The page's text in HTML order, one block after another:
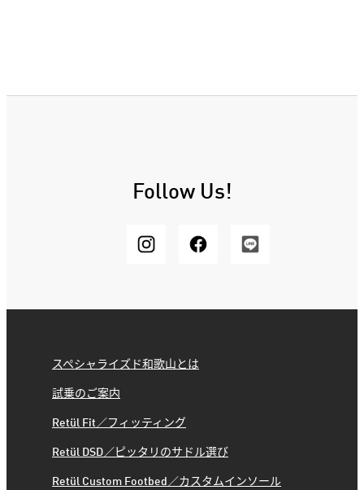
Follow Us!
スペシャライズド和歌山とは
試乗のご案内
Retül Fit／フィッティング
Retül DSD／ピッタリのサドル選び
Retül Custom Footbed／カスタムインソール